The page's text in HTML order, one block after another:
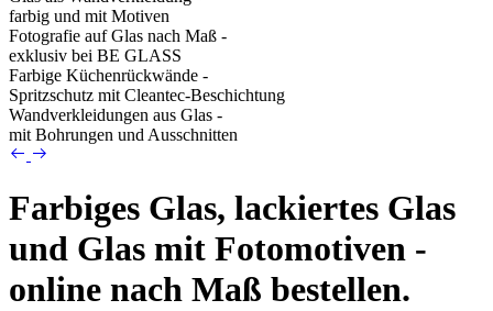
farbig und mit Motiven
Fotografie auf Glas nach Maß -
exklusiv bei BE GLASS
Farbige Küchenrückwände -
Spritzschutz mit Cleantec-Beschichtung
Wandverkleidungen aus Glas -
mit Bohrungen und Ausschnitten
Farbiges Glas, lackiertes Glas
und Glas mit Fotomotiven -
online nach Maß bestellen.